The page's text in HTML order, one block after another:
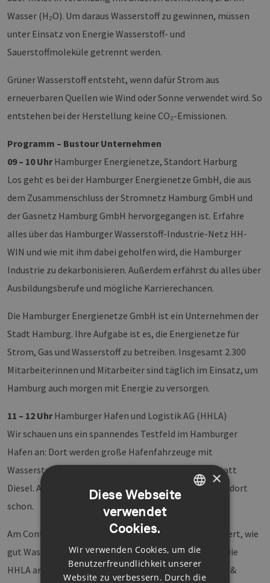
Wasser (H₂O). Um daraus Wasserstoff zu gewinnen, müssen
unter Einsatz von Energie Wasserstoff- und
Sauerstoffmoleküle getrennt werden.
Grüner Wasserstoff entsteht, wenn dafür Strom aus
erneuerbaren Quellen wie Wind oder Sonne verwendet wird. So
entstehen bei der Herstellung keine CO₂-Emissionen.
Programm – Bustour Unternehmen
09 – 10 UhrHamburger Energienetze, Standort Harburg
Los geht es bei der Hamburger Energienetze GmbH, die aus
dem Zusammenschluss der Stromnetz Hamburg GmbH und
der Gasnetz Hamburg GmbH hervorgegangen ist. Erfahre
alles über das Hamburger Wasserstoff-Industrie-Netz HH-
WIN und wie mit ihm dabei geholfen wird, die Hamburger
Industrie zu dekarbonisieren. Außerdem erfährst du alles über
Ausbildungsberufe und mögliche Karrierechancen.
Die Hamburger Energienetze GmbH ist ein Unternehmen der
Stadt Hamburg. Ihre Aufgabe ist es, die Energienetze für
Strom, Gas und Wasserstoff zu betreiben. Insgesamt 2.300
Mitarbeiterinnen und Mitarbeiter sind täglich im Einsatz, um
Hamburg auch morgen mit Energie zu versorgen.
11 – 12 UhrHamburger Hafen und Logistik AG (HHLA)
Wir schauen uns ein spannendes Testfeld im Hamburger
Hafen an: Dort werden große Hafenfahrzeuge mit
Wasserstoff betrieben – also mit sauberer Energie statt
Diesel. Auch eine eigene Wasserstofftankstelle gibt es dort
schon.
Am Container Terminal Tollerort (CTT) wird ausprobiert, wie
gut Wasserstoff im echten Hafenalltag funktioniert. Die
HHLA arbeitet dafür mit Partnerfirmen im Clean Port &
GERMAN
×
Diese Webseite
verwendet
Cookies.
Wir verwenden Cookies, um die
Benutzerfreundlichkeit unserer
Website zu verbessern. Durch die